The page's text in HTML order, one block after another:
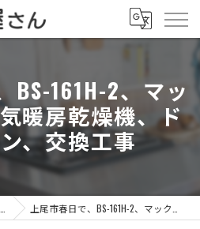
BS-161H-2、マッ
暖房乾燥機、ド
、交換工事
上尾市春日で、BS-161H-2、マックス、浴室換気暖房乾燥機、ドライファン、交換工事